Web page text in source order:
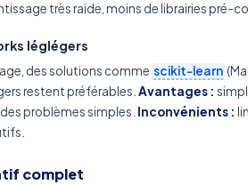
très raide, moins de librairies pré-
léglégers
des solutions comme scikit-learn
restent préférables. Avantages :
problèmes simples. Inconvénients :
complet